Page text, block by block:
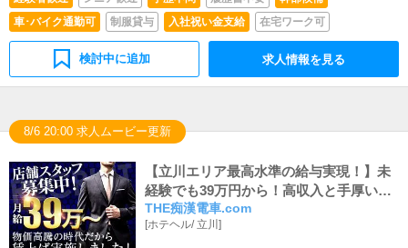
車･バイク通勤可
制服貸与 入社祝い金支給 在宅ワーク可
検討中に追加 求人情報を見る
8/6 20:00 求人ムービー更新
【立川エリア最高水準の給与実現！】未
経験でも39万円から！高収入と手厚い福
利厚生で徹底サポート
THE痴漢電車.com
[ホテヘル/ 立川]